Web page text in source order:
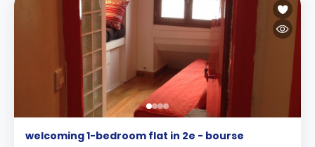
welcoming 1-bedroom flat in 2e - bourse